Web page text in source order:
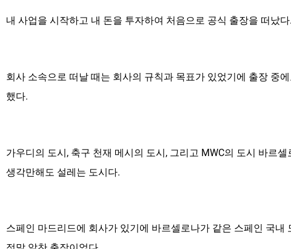
내 사업을 시작하고 내 돈을 투자하여 처음으로 공식 출장을 떠났
회사 소속으로 떠날 때는 회사의 규칙과 목표가 있었기에 출장 중
했다.
가우디의 도시, 축구 천재 메시의 도시, 그리고 MWC의 도시 바르셀
생각만해도 설레는 도시다.
스페인 마드리드에 회사가 있기에 바르셀로나가 같은 스페인 국